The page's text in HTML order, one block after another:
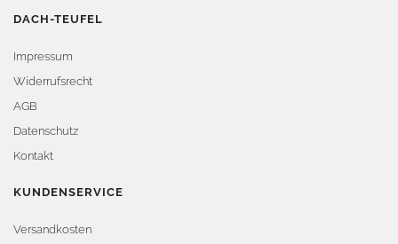
DACH-TEUFEL
Impressum
Widerrufsrecht
AGB
Datenschutz
Kontakt
KUNDENSERVICE
Versandkosten